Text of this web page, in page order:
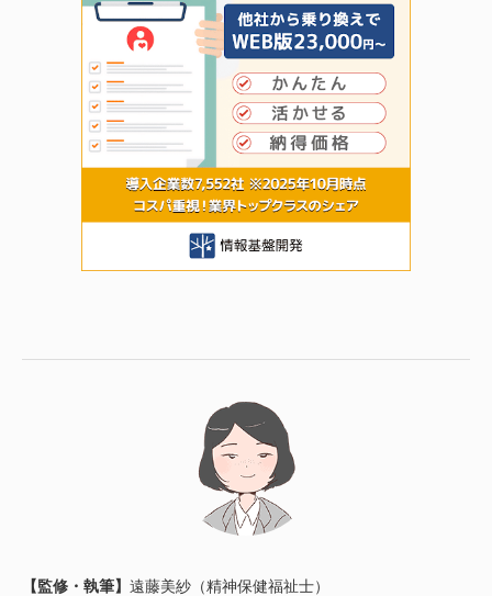
【監修・執筆】 遠藤美紗（精神保健福祉士）